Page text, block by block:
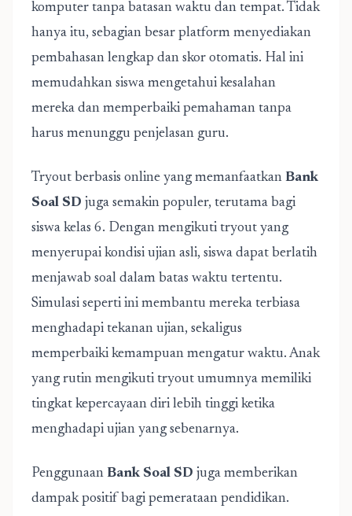
komputer tanpa batasan waktu dan tempat. Tidak
hanya itu, sebagian besar platform menyediakan
pembahasan lengkap dan skor otomatis. Hal ini
memudahkan siswa mengetahui kesalahan
mereka dan memperbaiki pemahaman tanpa
harus menunggu penjelasan guru.
Tryout berbasis online yang memanfaatkan Bank
Soal SD juga semakin populer, terutama bagi
siswa kelas 6. Dengan mengikuti tryout yang
menyerupai kondisi ujian asli, siswa dapat berlatih
menjawab soal dalam batas waktu tertentu.
Simulasi seperti ini membantu mereka terbiasa
menghadapi tekanan ujian, sekaligus
memperbaiki kemampuan mengatur waktu. Anak
yang rutin mengikuti tryout umumnya memiliki
tingkat kepercayaan diri lebih tinggi ketika
menghadapi ujian yang sebenarnya.
Penggunaan Bank Soal SD juga memberikan
dampak positif bagi pemerataan pendidikan.